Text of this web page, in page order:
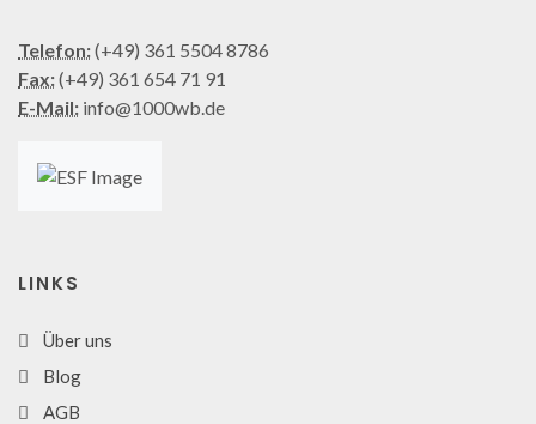
Telefon:(+49) 361 5504 8786
Fax:(+49) 361 654 71 91
E-Mail: info@1000wb.de
LINKS
Über uns
Blog
AGB